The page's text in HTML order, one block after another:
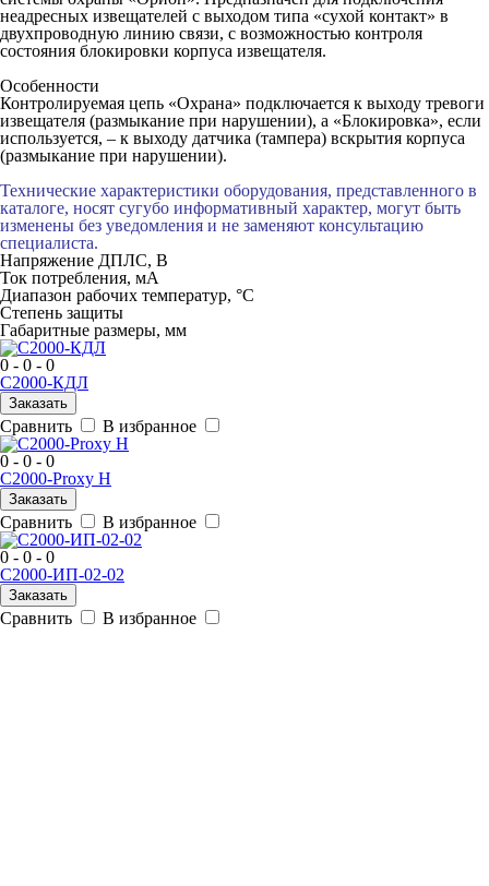
неадресных извещателей с выходом типа «сухой контакт» в
двухпроводную линию связи, с возможностью контроля
состояния блокировки корпуса извещателя.
Особенности
Контролируемая цепь «Охрана» подключается к выходу тревоги
извещателя (размыкание при нарушении), а «Блокировка», если
используется, – к выходу датчика (тампера) вскрытия корпуса
(размыкание при нарушении).
Технические характеристики оборудования, представленного в
каталоге, носят сугубо информативный характер, могут быть
изменены без уведомления и не заменяют консультацию
специалиста.
Напряжение ДПЛС, В
Ток потребления, мА
Диапазон рабочих температур, °С
Степень защиты
Габаритные размеры, мм
0 - 0 - 0
С2000-КДЛ
Заказать
Сравнить
В избранное
0 - 0 - 0
C2000-Proxy H
Заказать
Сравнить
В избранное
0 - 0 - 0
С2000-ИП-02-02
Заказать
Сравнить В избранное